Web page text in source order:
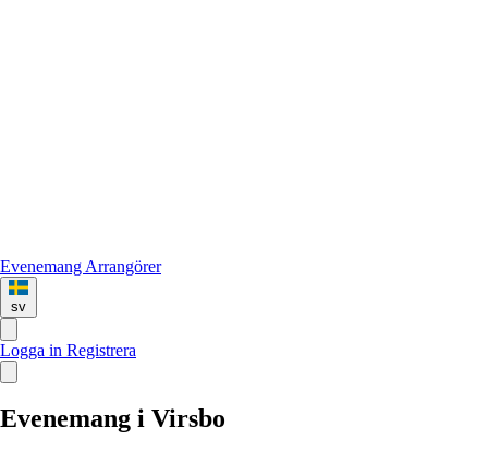
Evenemang Arrangörer
sv
Logga in Registrera
Evenemang i Virsbo